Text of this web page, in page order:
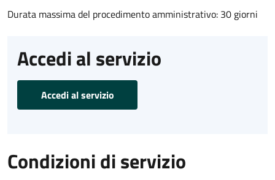
Durata massima del procedimento amministrativo: 30 giorni
Accedi al servizio
Accedi al servizio
Condizioni di servizio